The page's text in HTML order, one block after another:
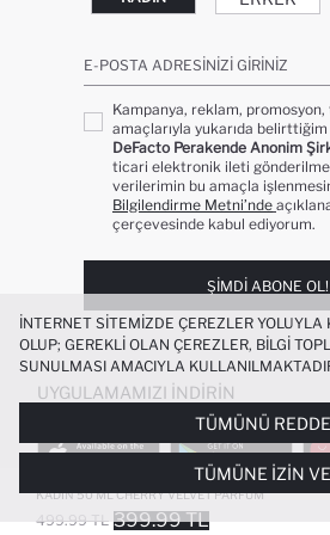
KADIN 50 ML CHERRY VELVET PARFÜM
499.99 TL 399.99 TL
E-POSTA ADRESINIZI GIRINIZ
Kampanya, reklam, promosyon,
amaçlarıyla yukarıda
DeFacto Perakende Anonim
ticari elektronik ileti
verilerimin bu amaçla
Bilgilendirme Metni’nde
çerçevesinde kabul ediyorum.
ŞIMDI ABONE OL!
UYGULAMAMIZI İNDIRIN
POPÜLER KATEGORILER
İNTERNET SITEMIZDE ÇEREZLER YOLUYLA
OLUP; GEREKLI OLAN ÇEREZLER, BILGI
SUNULMASI AMACIYLA
ÜÇÜNCÜ TARAF ÇEREZLER ISE SIZE DAHA
DENEYIMI SUNULABILMESI, SITEMIZIN
KIŞISELLEŞTIRMESI VE AÇIK RIZA
YÖNELIK PAZARLAMA FAALIYETLERININ
SINIRLI OLARAK KULLANILACAKTIR.
ÇEREZ TERCIHLERIPANELI ARACILIĞIYLA
ÇEREZLERLE ILGILI DAHA DETAYLI BILGIYE
TÜMÜNÜ
TÜMÜNE İZIN